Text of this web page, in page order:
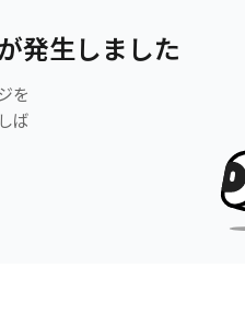
発生しました
を
ば